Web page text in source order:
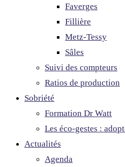
Faverges
Fillière
Metz-Tessy
Sâles
Suivi des compteurs
Ratios de production
Sobriété
Formation Dr Watt
Les éco-gestes :
Actualités
Agenda